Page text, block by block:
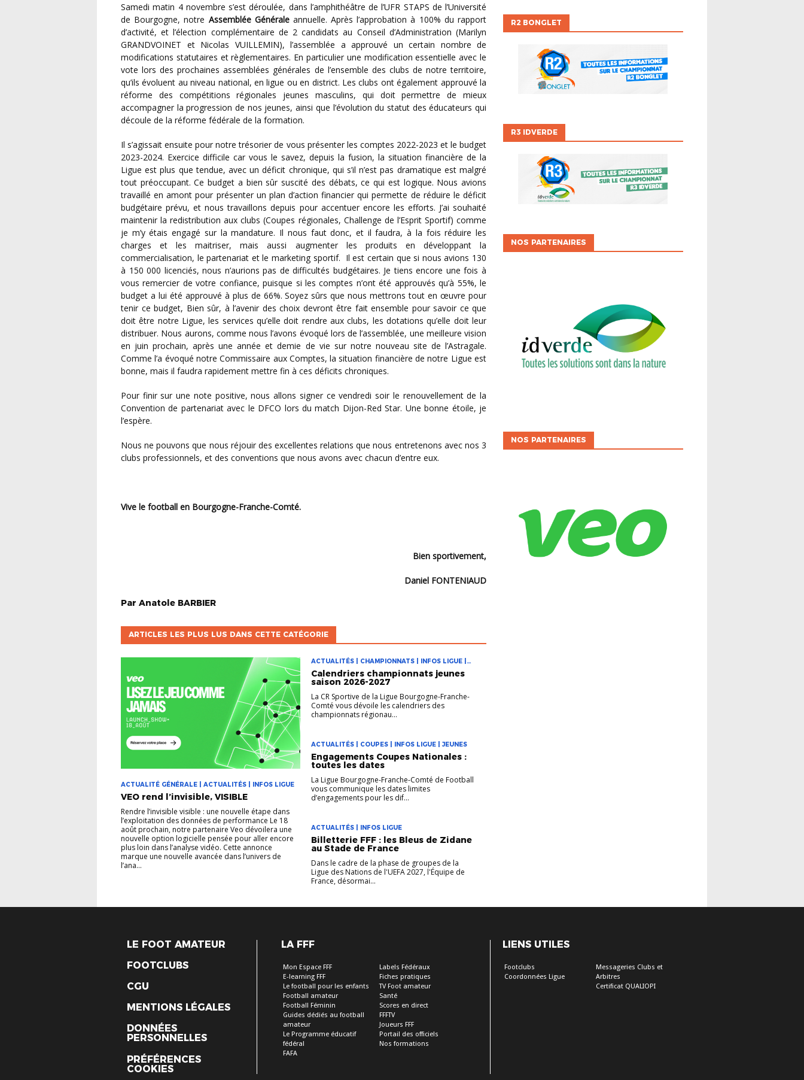
Samedi matin 4 novembre s’est déroulée, dans l’amphithéâtre de l’UFR STAPS de l’Université
de Bourgogne, notre Assemblée Généraleannuelle. Après l’approbation à 100% du rapport
d’activité, et l’élection complémentaire de 2 candidats au Conseil d’Administration (Marilyn
GRANDVOINET et Nicolas VUILLEMIN), l’assemblée a approuvé un certain nombre de
modifications statutaires et règlementaires. En particulier une modification essentielle avec le
vote lors des prochaines assemblées générales de l’ensemble des clubs de notre territoire,
qu’ils évoluent au niveau national, en ligue ou en district. Les clubs ont également approuvé la
réforme des compétitions régionales jeunes masculins, qui doit permettre de mieux
accompagner la progression de nos jeunes, ainsi que l’évolution du statut des éducateurs qui
découle de la réforme fédérale de la formation.
Il s’agissait ensuite pour notre trésorier de vous présenter les comptes 2022-2023 et le budget
2023-2024. Exercice difficile car vous le savez, depuis la fusion, la situation financière de la
Ligue est plus que tendue, avec un déficit chronique, qui s’il n’est pas dramatique est malgré
tout préoccupant. Ce budget a bien sûr suscité des débats, ce qui est logique. Nous avions
travaillé en amont pour présenter un plan d’action financier qui permette de réduire le déficit
budgétaire prévu, et nous travaillons depuis pour accentuer encore les efforts. J’ai souhaité
maintenir la redistribution aux clubs (Coupes régionales, Challenge de l’Esprit Sportif) comme
je m’y étais engagé sur la mandature. Il nous faut donc, et il faudra, à la fois réduire les
charges et les maitriser, mais aussi augmenter les produits en développant la
commercialisation, le partenariat et le marketing sportif. Il est certain que si nous avions 130
à 150 000 licenciés, nous n’aurions pas de difficultés budgétaires. Je tiens encore une fois à
vous remercier de votre confiance, puisque si les comptes n’ont été approuvés qu’à 55%, le
budget a lui été approuvé à plus de 66%. Soyez sûrs que nous mettrons tout en œuvre pour
tenir ce budget, Bien sûr, à l’avenir des choix devront être fait ensemble pour savoir ce que
doit être notre Ligue, les services qu’elle doit rendre aux clubs, les dotations qu’elle doit leur
distribuer. Nous aurons, comme nous l’avons évoqué lors de l’assemblée, une meilleure vision
en juin prochain, après une année et demie de vie sur notre nouveau site de l’Astragale.
Comme l’a évoqué notre Commissaire aux Comptes, la situation financière de notre Ligue est
bonne, mais il faudra rapidement mettre fin à ces déficits chroniques.
Pour finir sur une note positive, nous allons signer ce vendredi soir le renouvellement de la
Convention de partenariat avec le DFCO lors du match Dijon-Red Star. Une bonne étoile, je
l’espère.
Nous ne pouvons que nous réjouir des excellentes relations que nous entretenons avec nos 3
clubs professionnels, et des conventions que nous avons avec chacun d’entre eux.
Vive le football en Bourgogne-Franche-Comté.
Bien sportivement,
Daniel FONTENIAUD
Par Anatole BARBIER
ARTICLES LES PLUS LUS DANS CETTE CATÉGORIE
ACTUALITÉ GÉNÉRALE | ACTUALITÉS | INFOS LIGUE
VEO rend l’invisible, VISIBLE
Rendre l’invisible visible : une nouvelle étape dans
l’exploitation des données de performance Le 18
août prochain, notre partenaire Veo dévoilera une
nouvelle option logicielle pensée pour aller encore
plus loin dans l’analyse vidéo. Cette annonce
marque une nouvelle avancée dans l’univers de
l’ana...
ACTUALITÉS | CHAMPIONNATS | INFOS LIGUE |
JEUNES
Calendriers championnats jeunes
saison 2026-2027
La CR Sportive de la Ligue Bourgogne-Franche-
Comté vous dévoile les calendriers des
championnats régionau...
ACTUALITÉS | COUPES | INFOS LIGUE | JEUNES
Engagements Coupes Nationales :
toutes les dates
La Ligue Bourgogne-Franche-Comté de Football
vous communique les dates limites
d’engagements pour les dif...
ACTUALITÉS | INFOS LIGUE
Billetterie FFF : les Bleus de Zidane
au Stade de France
Dans le cadre de la phase de groupes de la
Ligue des Nations de l'UEFA 2027, l'Équipe de
France, désormai...
R2 BONGLET
R3 IDVERDE
NOS PARTENAIRES
NOS PARTENAIRES
LE FOOT AMATEUR
FOOTCLUBS
CGU
MENTIONS LÉGALES
DONNÉES
PERSONNELLES
PRÉFÉRENCES
COOKIES
LA FFF
Mon Espace FFF
E-learning FFF
Le football pour les enfants
Football amateur
Football Féminin
Guides dédiés au football
amateur
Le Programme éducatif
fédéral
FAFA
Labels Fédéraux
Fiches pratiques
TV Foot amateur
Santé
Scores en direct
FFFTV
Joueurs FFF
Portail des officiels
Nos formations
LIENS UTILES
Footclubs
Coordonnées Ligue
Messageries Clubs et
Arbitres
Certificat QUALIOPI